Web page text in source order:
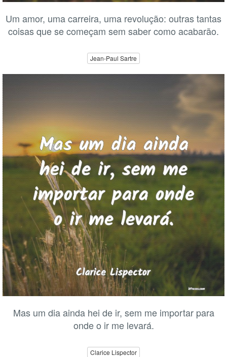
Um amor, uma carreira, uma revolução: outras tantas
coisas que se começam sem saber como acabarão.
Jean-Paul Sartre
Mas um dia ainda hei de ir, sem me importar para
onde o ir me levará.
Clarice Lispector